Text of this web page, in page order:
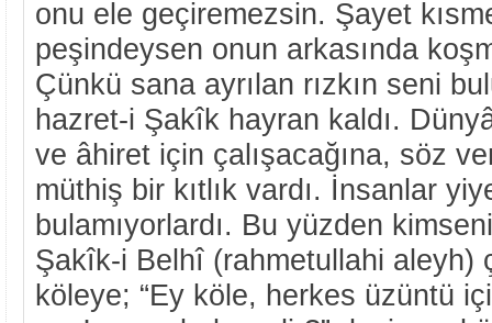
onu ele geçiremezsin. Şayet
peşindeysen onun arkasında
Çünkü sana ayrılan rızkın seni
hazret-i Şakîk hayran kaldı.
ve âhiret için çalışacağına, söz
müthiş bir kıtlık vardı. İnsanlar
bulamıyorlardı. Bu yüzden
Şakîk-i Belhî (rahmetullahi aleyh)
köleye; “Ey köle, herkes üzüntü